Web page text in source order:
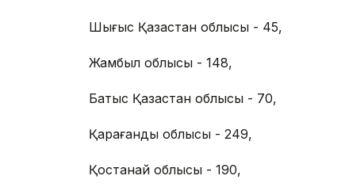
Шығыс Қазақстан облысы - 45,
Жамбыл облысы - 148,
Батыс Қазақстан облысы - 70,
Қарағанды облысы - 249,
Қостанай облысы - 190,